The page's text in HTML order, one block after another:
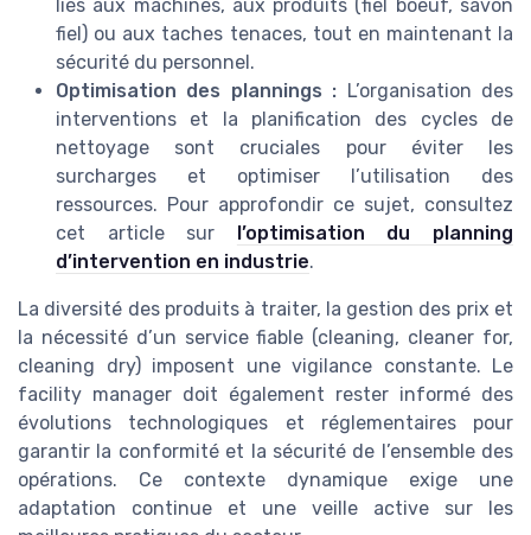
liés aux machines, aux produits (fiel boeuf, savon
fiel) ou aux taches tenaces, tout en maintenant la
sécurité du personnel.
Optimisation des plannings : L’organisation des
interventions et la planification des cycles de
nettoyage sont cruciales pour éviter les
surcharges et optimiser l’utilisation des
ressources. Pour approfondir ce sujet, consultez
cet article sur l’optimisation du planning
d’intervention en industrie.
La diversité des produits à traiter, la gestion des prix et
la nécessité d’un service fiable (cleaning, cleaner for,
cleaning dry) imposent une vigilance constante. Le
facility manager doit également rester informé des
évolutions technologiques et réglementaires pour
garantir la conformité et la sécurité de l’ensemble des
opérations. Ce contexte dynamique exige une
adaptation continue et une veille active sur les